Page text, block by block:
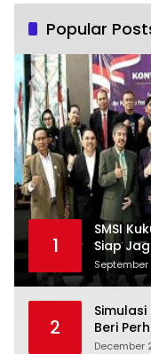
Popular
1
SMSI
Siap
September
2
Simulasi
Beri
December